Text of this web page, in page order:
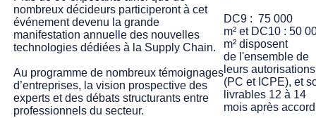
nombreux décideurs participeront à cet
événement devenu la grande
manifestation annuelle des nouvelles
technologies dédiées à la Supply Chain.
Au programme de nombreux témoignages
d’entreprises, la vision prospective des
experts et des débats structurants entre
professionnels du secteur.
DC9 : 75 000
m² et DC10 : 50
m² disposent
de l'ensemble de
leurs autorisations
(PC et ICPE), et
livrables 12 à 14
mois après